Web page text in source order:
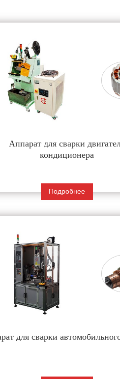
Аппарат для сварки
кондиционера
Подробнее
для сварки